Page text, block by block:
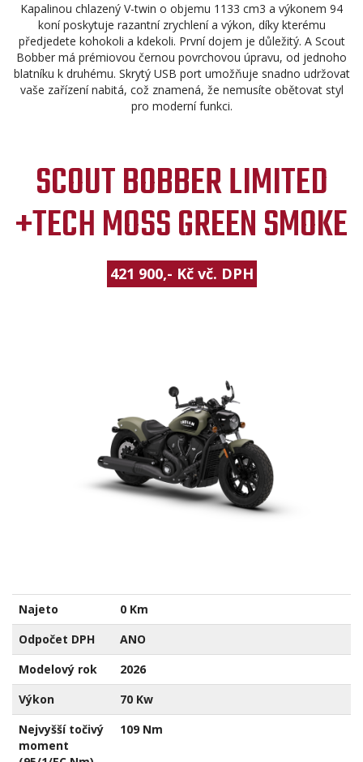
Kapalinou chlazený V-twin o objemu 1133 cm3 a výkonem 94
koní poskytuje razantní zrychlení a výkon, díky kterému
předjedete kohokoli a kdekoli. První dojem je důležitý. A Scout
Bobber má prémiovou černou povrchovou úpravu, od jednoho
blatníku k druhému. Skrytý USB port umožňuje snadno udržovat
vaše zařízení nabitá, což znamená, že nemusíte obětovat styl
pro moderní funkci.
SCOUT BOBBER LIMITED
+TECH MOSS GREEN SMOKE
421 900,- Kč vč. DPH
Najeto
0 Km
Odpočet DPH
ANO
Modelový rok
2026
Výkon
70 Kw
Nejvyšší točivý
moment
109 Nm